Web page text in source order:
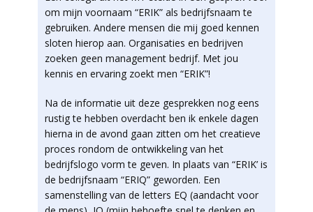
om mijn voornaam “ERIK” als bedrijfsnaam te
gebruiken. Andere mensen die mij goed kennen
sloten hierop aan. Organisaties en bedrijven
zoeken geen management bedrijf. Met jou
kennis en ervaring zoekt men “ERIK”!
Na de informatie uit deze gesprekken nog eens
rustig te hebben overdacht ben ik enkele dagen
hierna in de avond gaan zitten om het creatieve
proces rondom de ontwikkeling van het
bedrijfslogo vorm te geven. In plaats van “ERIK’ is
de bedrijfsnaam “ERIQ” geworden. Een
samenstelling van de letters EQ (aandacht voor